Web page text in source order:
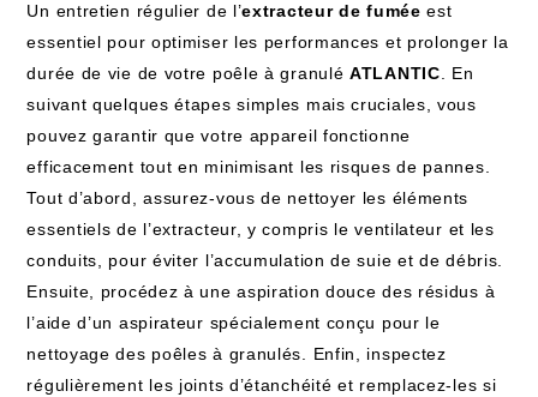
Un entretien régulier de l’extracteur de fumée est
essentiel pour optimiser les performances et prolonger la
durée de vie de votre poêle à granuléATLANTIC . En
suivant quelques étapes simples mais cruciales, vous
pouvez garantir que votre appareil fonctionne
efficacement tout en minimisant les risques de pannes.
Tout d’abord, assurez-vous de nettoyer les éléments
essentiels de l’extracteur, y compris le ventilateur et les
conduits, pour éviter l’accumulation de suie et de débris.
Ensuite, procédez à une aspiration douce des résidus à
l’aide d’un aspirateur spécialement conçu pour le
nettoyage des poêles à granulés. Enfin, inspectez
régulièrement les joints d’étanchéité et remplacez-les si